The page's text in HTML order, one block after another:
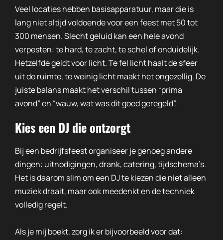
Veel locaties hebben basisapparatuur, maar die is
lang niet altijd voldoende voor een feest met 50 tot
300 mensen. Slecht geluid kan een hele avond
verpesten: te hard, te zacht, te schel of onduidelijk.
Hetzelfde geldt voor licht. Te fel licht haalt de sfeer
uit de ruimte, te weinig licht maakt het ongezellig. De
juiste balans maakt het verschil tussen “prima
avond” en “wauw, wat was dit goed geregeld”.
Kies een DJ die ontzorgt
Bij een bedrijfsfeest organiseer je genoeg andere
dingen: uitnodigingen, drank, catering, tijdschema’s.
Het is daarom slim om een DJ te kiezen die niet alleen
muziek draait, maar ook meedenkt en de techniek
volledig regelt.
Als je mij boekt, zorg ik er bijvoorbeeld voor dat: